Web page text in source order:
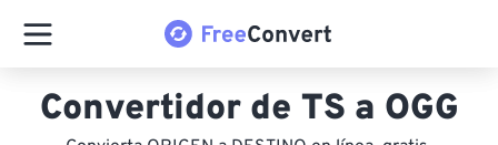
Convertidor de TS a OGG